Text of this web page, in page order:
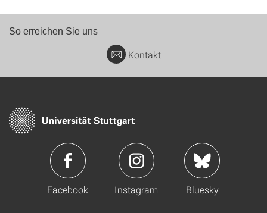
So erreichen Sie uns
Kontakt
Facebook Instagram Bluesky